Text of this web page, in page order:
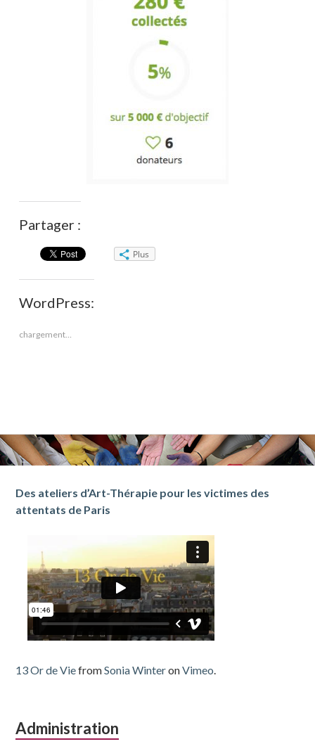
Partager :
Plus
WordPress:
chargement…
Barre
subsidiaire
Des ateliers d’Art-Thérapie pour les victimes des
attentats de Paris
13 Or de ViefromSonia WinteronVimeo.
Administration